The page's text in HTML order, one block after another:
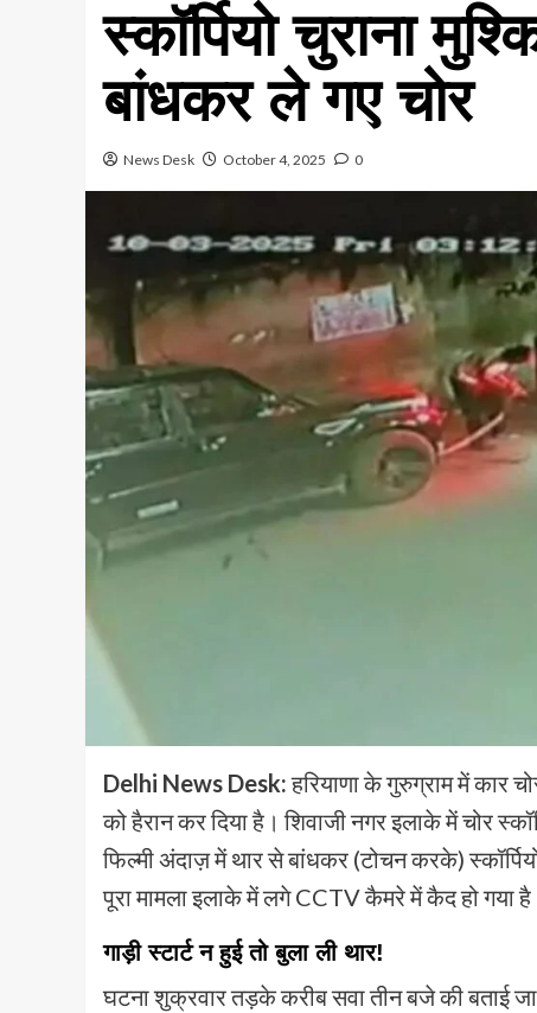
स्कॉर्पियो चुराना
बांधकर ले गए चोर
News Desk October 4, 2025 0
Delhi News Desk:हरियाणा के गुरुग्राम में कार
को हैरान कर दिया है। शिवाजी नगर इलाके में चोर
फिल्मी अंदाज़ में थार से बांधकर (टोचन करके)
पूरा मामला इलाके में लगे CCTV कैमरे में कैद हो गया
गाड़ी स्टार्ट न हुई तो बुला ली थार!
घटना शुक्रवार तड़के करीब सवा तीन बजे की बताई